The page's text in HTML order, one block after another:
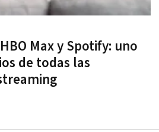
Max y Spotify: uno
de todas las